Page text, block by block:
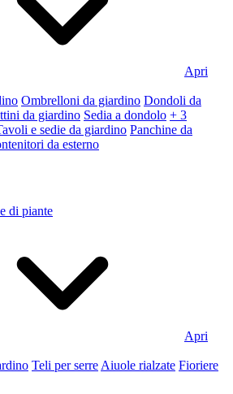
Apri
Ombrelloni da giardino Dondoli da
da giardino Sedia a dondolo + 3
e sedie da giardino Panchine da
da esterno
di piante
Apri
Teli per serre Aiuole rialzate Fioriere